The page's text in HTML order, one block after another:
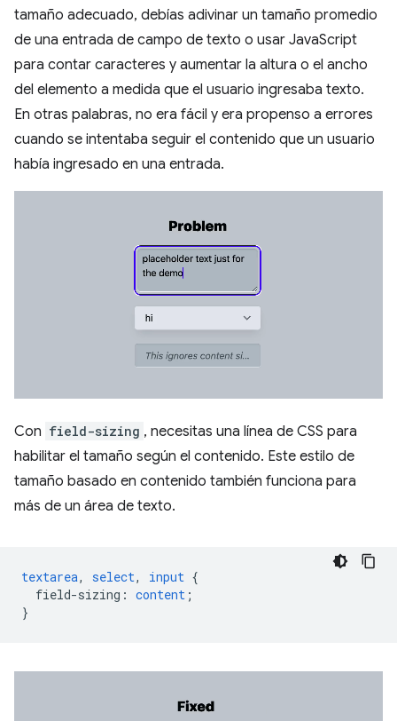
tamaño adecuado, debías adivinar un tamaño promedio
de una entrada de campo de texto o usar JavaScript
para contar caracteres y aumentar la altura o el ancho
del elemento a medida que el usuario ingresaba texto.
En otras palabras, no era fácil y era propenso a errores
cuando se intentaba seguir el contenido que un usuario
había ingresado en una entrada.
Con field-sizing , necesitas una línea de CSS para
habilitar el tamaño según el contenido. Este estilo de
tamaño basado en contenido también funciona para
más de un área de texto.
textarea, select, input {
field-sizing : content ;
}